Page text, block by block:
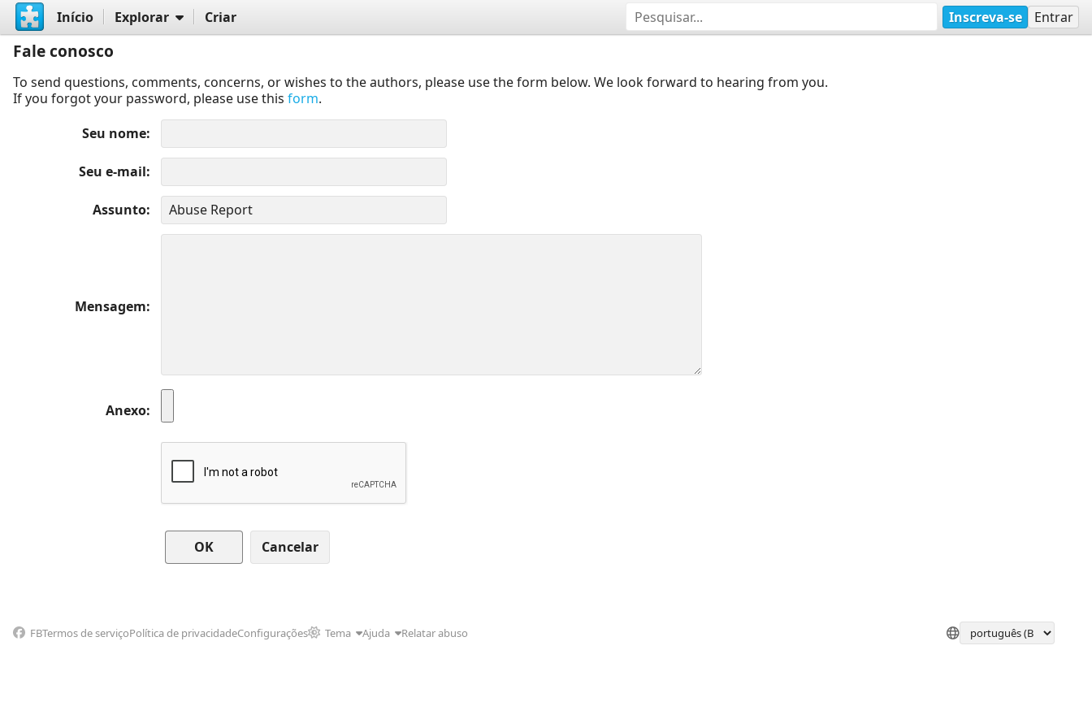
Início Explorar Criar Inscreva-se Entrar
Fale conosco
To send questions, comments, concerns, or wishes to the authors, please use the form below. We look forward to hearing from you.
If you forgot your password, please use this form.
Seu nome
Seu e-mail
Assunto
Mensagem
Anexo
Cancelar
FBTermos de serviçoPolítica de privacidadeConfigurações Tema Ajuda Relatar abuso